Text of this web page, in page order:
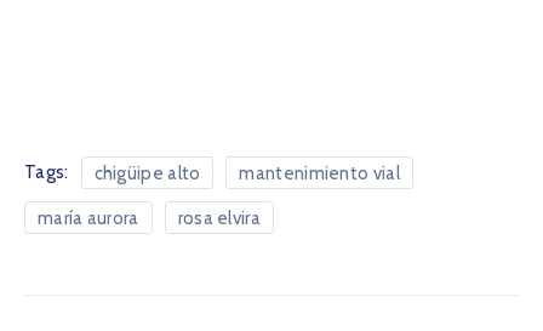
Tags: chigüipe alto mantenimiento vial
maría aurora rosa elvira